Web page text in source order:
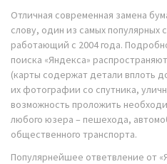
Отличная современная замена
слову, один из самых популярных
работающий с 2004 года.
поиска «Яндекса»
(карты содержат детали вплоть
их фотографии со спутника,
возможность проложить
любого юзера – пешехода,
общественного транспорта.
Популярнейшее ответвление от